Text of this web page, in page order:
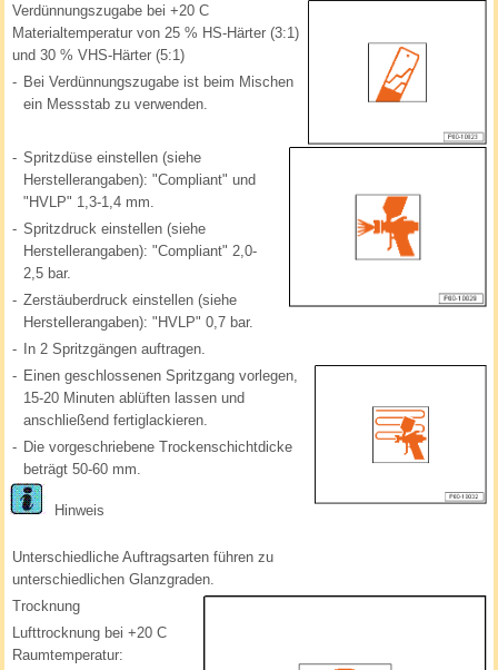
Verdünnungszugabe bei +20 C
Materialtemperatur von 25 % HS-Härter (3:1)
und 30 % VHS-Härter (5:1)
- Bei Verdünnungszugabe ist beim Mischen
ein Messstab zu verwenden.
- Spritzdüse einstellen (siehe
Herstellerangaben): "Compliant" und
"HVLP" 1,3-1,4 mm.
- Spritzdruck einstellen (siehe
Herstellerangaben): "Compliant" 2,0-
2,5 bar.
- Zerstäuberdruck einstellen (siehe
Herstellerangaben): "HVLP" 0,7 bar.
-
In 2 Spritzgängen auftragen.
- Einen geschlossenen Spritzgang vorlegen,
15-20 Minuten ablüften lassen und
anschließend fertiglackieren.
- Die vorgeschriebene Trockenschichtdicke
beträgt 50-60 mm.
Hinweis
Unterschiedliche Auftragsarten führen zu
unterschiedlichen Glanzgraden.
Trocknung
Lufttrocknung bei +20 C
Raumtemperatur: